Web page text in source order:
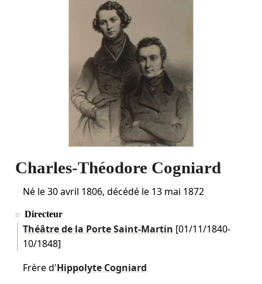
Charles-Théodore Cogniard
Né le30 avril 1806, décédé le 13 mai 1872
Directeur
Théâtre de la Porte Saint-Martin [01/11/1840-
10/1848]
Frère d'Hippolyte Cogniard